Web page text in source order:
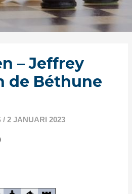
– Jeffrey
de Béthune
/2 JANUARI 2023